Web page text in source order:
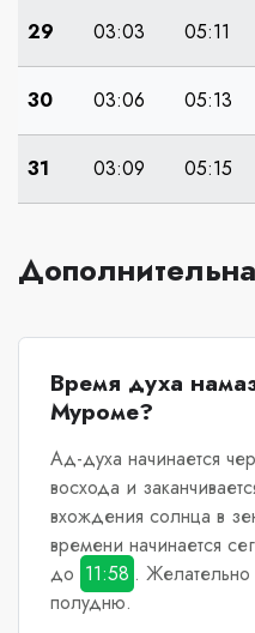
29 03:03 05:11
30 03:06 05:13
31 03:09 05:15
Время духа
Муроме?
Ад-духа начинается
восхода и
вхождения солнца в
времени начинается
до 11:58 .
полудню.